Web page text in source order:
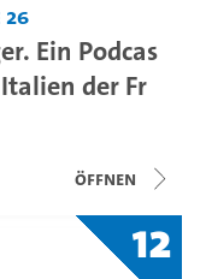
26
Ein Podcas
der Fr
Öffnen
12